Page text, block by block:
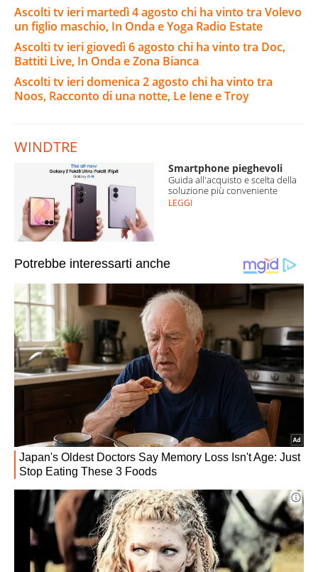
Ascolti tv ieri martedì 4 agosto chi ha vinto tra Volevo
un figlio maschio, In Onda e Yoga Radio Estate
Ascolti tv ieri giovedì 6 agosto chi ha vinto tra Doc,
Battiti Live, In Onda e Zona Bianca
Ascolti tv ieri domenica 2 agosto chi ha vinto tra
Noos, Racconto di una notte, Le Iene e Troy
WINDTRE
Smartphone pieghevoli
Guida all'acquisto e scelta della
soluzione più conveniente
LEGGI